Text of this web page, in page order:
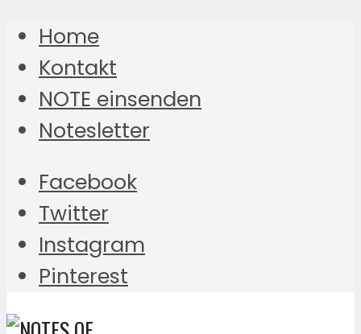
Home
Kontakt
NOTE einsenden
Notesletter
Facebook
Twitter
Instagram
Pinterest